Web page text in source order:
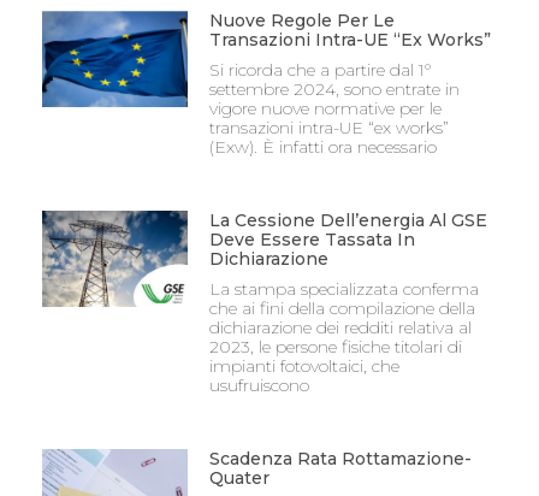
Nuove Regole Per Le
Transazioni Intra-UE “Ex Works”
Si ricorda che a partire dal 1°
settembre 2024, sono entrate in
vigore nuove normative per le
transazioni intra-UE “ex works”
(Exw). È infatti ora necessario
La Cessione Dell’energia Al GSE
Deve Essere Tassata In
Dichiarazione
La stampa specializzata conferma
che ai fini della compilazione della
dichiarazione dei redditi relativa al
2023, le persone fisiche titolari di
impianti fotovoltaici, che
usufruiscono
Scadenza Rata Rottamazione-
Quater